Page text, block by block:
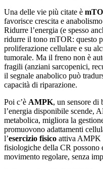
Una delle vie più citate è
favorisce crescita e
Ridurre l’energia (e spesso
ridurre il tono mTOR: questo
proliferazione cellulare e su
tumorale. Ma il freno non è
fragili (anziani sarcopenici,
il segnale anabolico può
capacità di riparazione.
Poi c’è AMPK, un sensore di
l’energia disponibile scende,
metabolica, migliora la
promuovono adattamenti
l’esercizio fisico attiva AMPK
fisiologiche della CR possono
movimento regolare, senza